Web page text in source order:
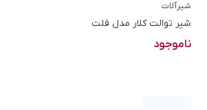
شیرآلات
شیر توالت کلار مدل فلت
ناموجود